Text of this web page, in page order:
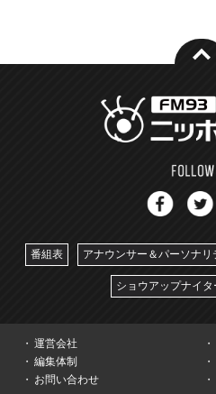
番組表 アナウンサー＆パーソナリ
ショウアップナイタ
運営会社
編集体制
お問い合わせ